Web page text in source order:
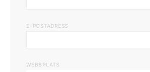
E-POSTADRESS
WEBBPLATS